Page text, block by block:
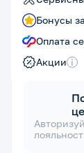
Бонусы
Оплата
Акции i